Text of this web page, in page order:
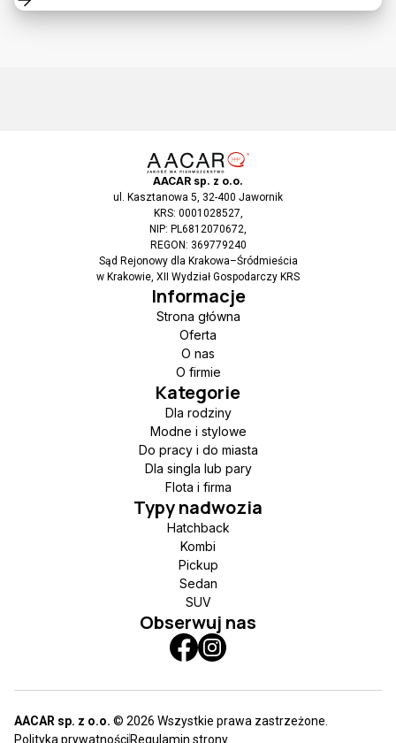
AACAR sp. z o.o.
ul. Kasztanowa 5, 32-400 Jawornik
KRS: 0001028527,
NIP: PL6812070672,
REGON: 369779240
Sąd Rejonowy dla Krakowa–Śródmieścia
w Krakowie, XII Wydział Gospodarczy KRS
Informacje
Strona główna
Oferta
O nas
O firmie
Kategorie
Dla rodziny
Modne i stylowe
Do pracy i do miasta
Dla singla lub pary
Flota i firma
Typy nadwozia
Hatchback
Kombi
Pickup
Sedan
SUV
Obserwuj nas
AACAR sp. z o.o. © 2026 Wszystkie prawa zastrzeżone.
Polityka prywatności Regulamin strony